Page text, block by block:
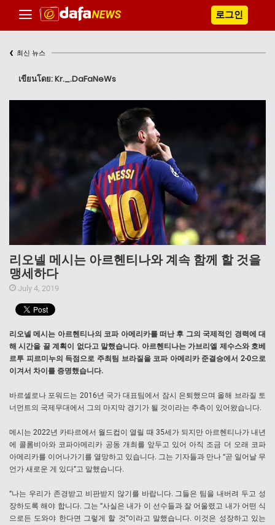
로그인
‹ 최신 뉴스
เขียนโดย: Kr._.DaFaNeWs
리오넬 메시는 아르헨티나와 계속 함께 할 것을
맹세하다
July 4, 2019
리오넬 메시는 아르헨티나의 코파 아메리카를 떠난 후 그의 국제적인 경력에 대
해 시간을 끌 계획이 없다고 말했습니다. 아르헨티나는 가브리엘 제수스와 호베
르투 피르미누의 득점으로 주최팀 브라질을 코파 아메리카 준결승에서 2-0으로
이겨서 차이를 증명했습니다.
바르셀로나 포워드는 2016년 국가 대표팀에서 잠시 은퇴했으며 올해 브라질 토
너먼트의 국제무대에서 그의 마지막 경기가 될 것이라는 추측이 있어왔습니다.
메시는 2022년 카타르에서 월드컵이 열릴 때 35세가 되지만 아르헨티나가 내년
에 콜롬비아와 코파아메리카 공동 개최를 앞두고 있어 아직 조금 더 오래 코파
아메리카를 이어나가기를 열망하고 있습니다. 그는 기자들과 만나 “곧 일어날 무
언가 새로운 게 있다”고 말했습니다.
“나는 우리가 존경받고 비판받지 않기를 바랍니다. 그들은 팀을 내버려 두고 성
장하도록 해야 합니다. 그는 “사실은 내가 이 선수들과 잘 어울렸고 내가 어떤 식
으로든 도와야 한다면 그렇게 할 것”이라고 말했습니다. 이것은 성장하고 있는